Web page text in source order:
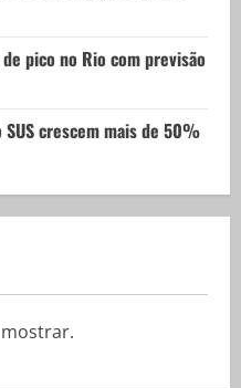
pico no Rio com previsão
crescem mais de 50%